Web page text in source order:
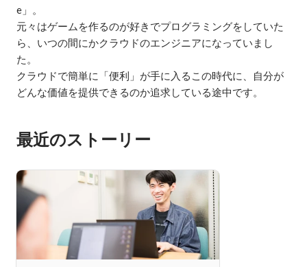
e」。
元々はゲームを作るのが好きでプログラミングをしていた
ら、いつの間にかクラウドのエンジニアになっていまし
た。
クラウドで簡単に「便利」が手に入るこの時代に、自分が
どんな価値を提供できるのか追求している途中です。
最近のストーリー